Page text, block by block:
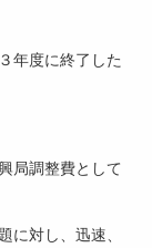
度に終了した
調整費として
対し、迅速、